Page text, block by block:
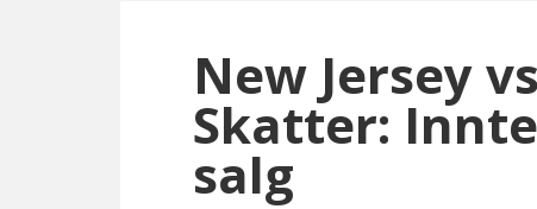
New Jersey
Skatter:
salg